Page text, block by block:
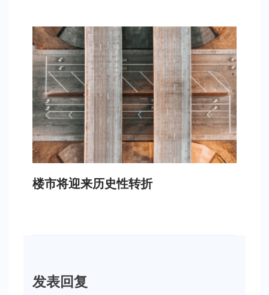
楼市将迎来历史性转折
发表回复